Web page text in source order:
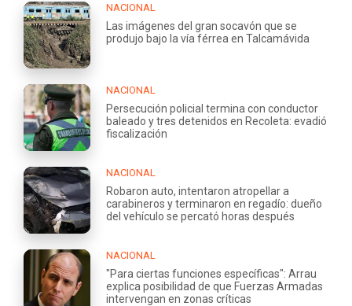
NACIONAL
Las imágenes del gran socavón que se
produjo bajo la vía férrea en Talcamávida
NACIONAL
Persecución policial termina con conductor
baleado y tres detenidos en Recoleta: evadió
fiscalización
NACIONAL
Robaron auto, intentaron atropellar a
carabineros y terminaron en regadío: dueño
del vehículo se percató horas después
NACIONAL
"Para ciertas funciones específicas": Arrau
explica posibilidad de que Fuerzas Armadas
intervengan en zonas críticas